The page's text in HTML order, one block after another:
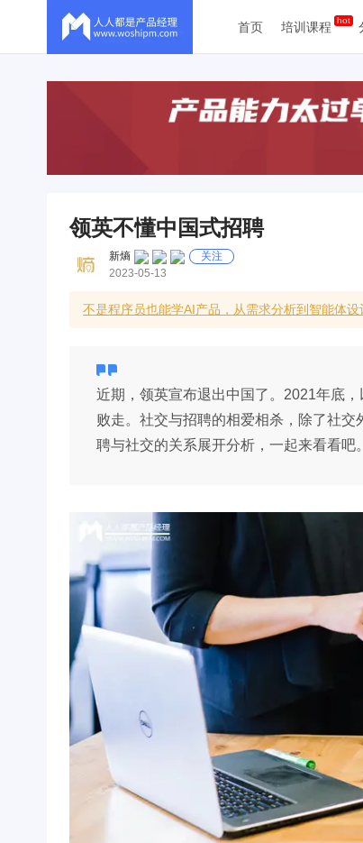
首页 培训课程
领英不懂中国式招聘
新熵
关注
2023-05-13
不是程序员也能学AI产品，从需求分析到智能体
近期，领英宣布退出中国了。2021年底
败走。社交与招聘的相爱相杀，除了社
聘与社交的关系展开分析，一起来看看吧。